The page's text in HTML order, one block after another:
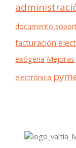
documento
facturación
exógena Mejoras
electrónica